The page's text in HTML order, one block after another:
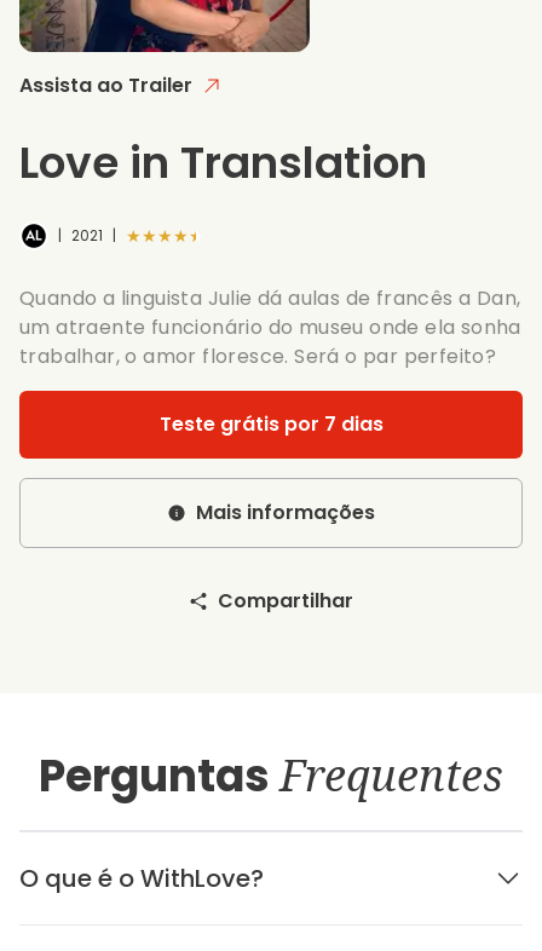
Assista ao Trailer
Love in Translation
| 2021 | ★★★★★
Quando a linguista Julie dá aulas de francês a Dan,
um atraente funcionário do museu onde ela sonha
trabalhar, o amor floresce. Será o par perfeito?
Teste grátis por 7 dias
Mais informações
Compartilhar
PerguntasFrequentes
O que é o WithLove?